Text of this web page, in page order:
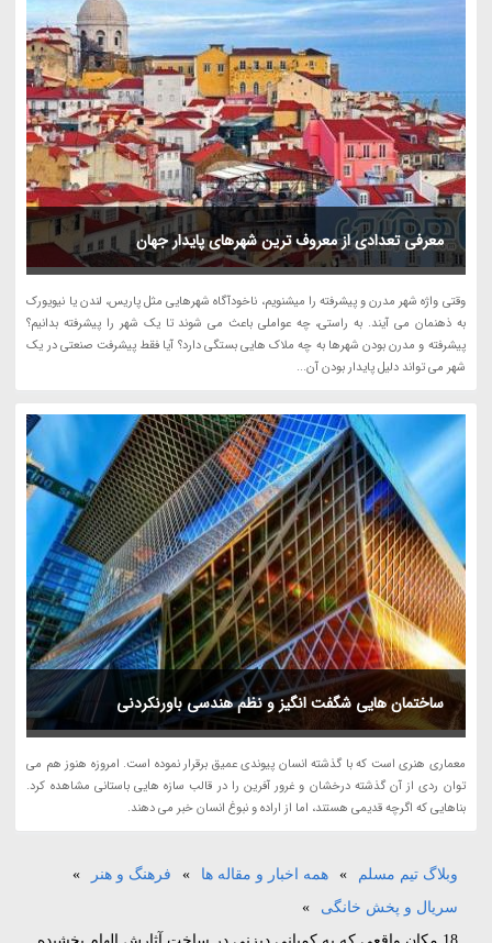
معرفی تعدادی از معروف ترین شهرهای پایدار جهان
وقتی واژه شهر مدرن و پیشرفته را میشنویم، ناخودآگاه شهرهایی مثل پاریس، لندن یا نیویورک
به ذهنمان می آیند. به راستی، چه عواملی باعث می شوند تا یک شهر را پیشرفته بدانیم؟
پیشرفته و مدرن بودن شهرها به چه ملاک هایی بستگی دارد؟ آیا فقط پیشرفت صنعتی در یک
شهر می تواند دلیل پایدار بودن آن...
ساختمان هایی شگفت انگیز و نظم هندسی باورنکردنی
معماری هنری است که با گذشته انسان پیوندی عمیق برقرار نموده است. امروزه هنوز هم می
توان ردی از آن گذشته درخشان و غرور آفرین را در قالب سازه هایی باستانی مشاهده کرد.
بناهایی که اگرچه قدیمی هستند، اما از اراده و نبوغ انسان خبر می دهند.
وبلاگ تیم مسلم » همه اخبار و مقاله ها » فرهنگ و هنر
»
سریال و پخش خانگی
»